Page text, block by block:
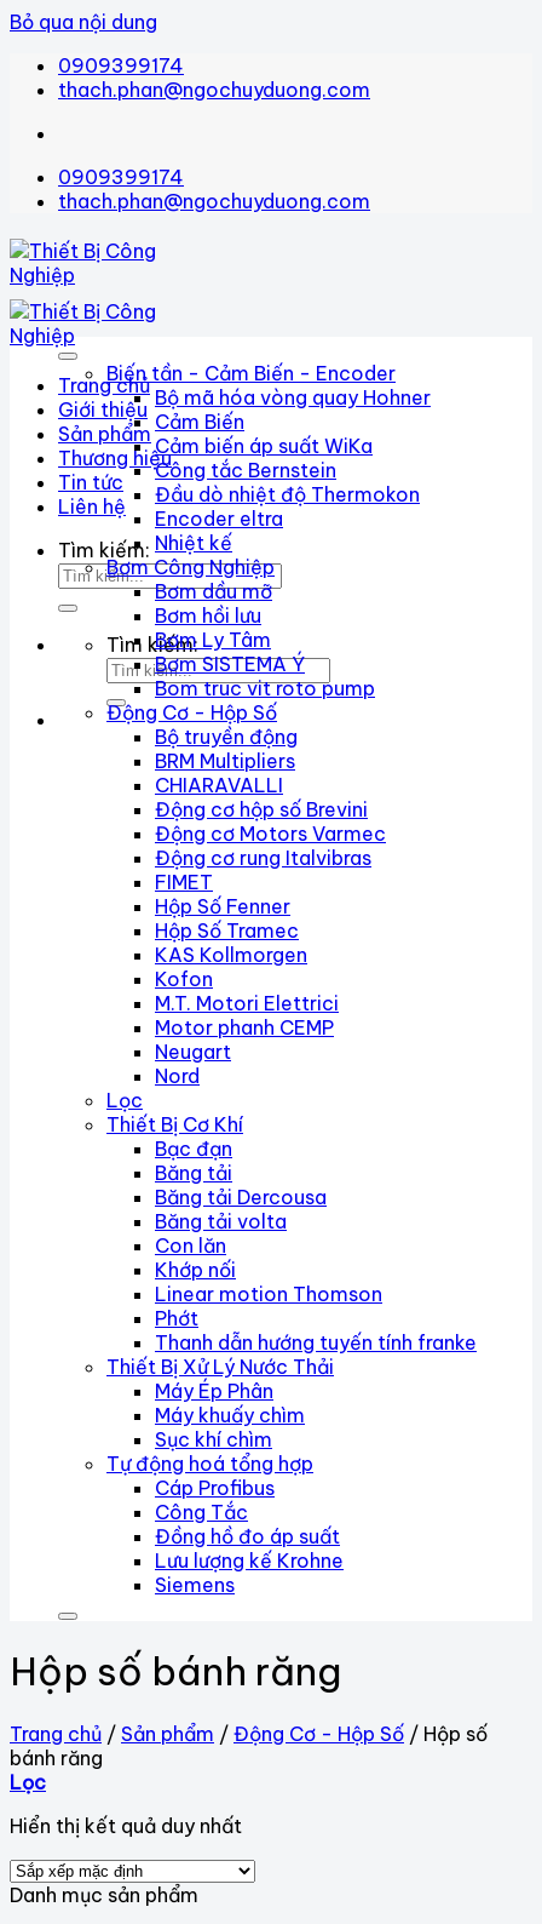
Bỏ qua nội dung
0909399174
thach.phan@ngochuyduong.com
0909399174
thach.phan@ngochuyduong.com
Trang chủ
Giới thiệu
Sản phẩm
Thương hiệu
Tin tức
Liên hệ
Tìm kiếm:
Tìm kiếm:
Biến tần - Cảm Biến - Encoder
Bộ mã hóa vòng quay Hohner
Cảm Biến
Cảm biến áp suất WiKa
Công tắc Bernstein
Đầu dò nhiệt độ Thermokon
Encoder eltra
Nhiệt kế
Bơm Công Nghiệp
Bơm dầu mỡ
Bơm hồi lưu
Bơm Ly Tâm
Bơm SISTEMA Ý
Bom truc vit roto pump
Động Cơ - Hộp Số
Bộ truyền động
BRM Multipliers
CHIARAVALLI
Động cơ hộp số Brevini
Động cơ Motors Varmec
Động cơ rung Italvibras
FIMET
Hộp Số Fenner
Hộp Số Tramec
KAS Kollmorgen
Kofon
M.T. Motori Elettrici
Motor phanh CEMP
Neugart
Nord
Lọc
Thiết Bị Cơ Khí
Bạc đạn
Băng tải
Băng tải Dercousa
Băng tải volta
Con lăn
Khớp nối
Linear motion Thomson
Phớt
Thanh dẫn hướng tuyến tính franke
Thiết Bị Xử Lý Nước Thải
Máy Ép Phân
Máy khuấy chìm
Sục khí chìm
Tự động hoá tổng hợp
Cáp Profibus
Công Tắc
Đồng hồ đo áp suất
Lưu lượng kế Krohne
Siemens
Hộp số bánh răng
Trang chủ / Sản phẩm / Động Cơ - Hộp Số / Hộp số
bánh răng
Lọc
Hiển thị kết quả duy nhất
Danh mục sản phẩm